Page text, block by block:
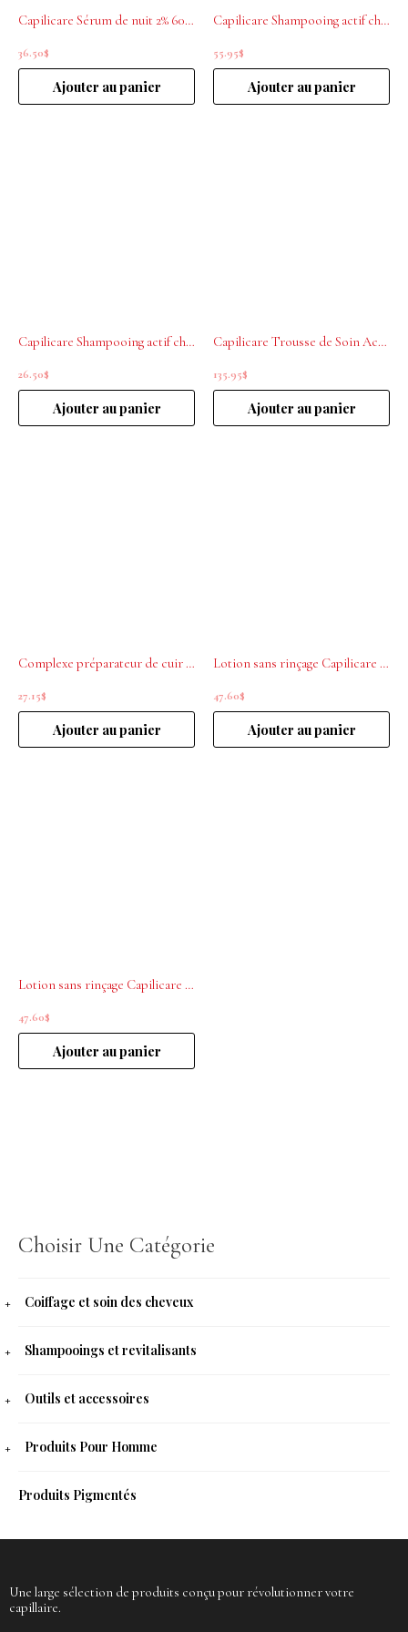
Choisir Une Catégorie
Coiffage et soin des cheveux
Shampooings et revitalisants
Outils et accessoires
Produits Pour Homme
Produits Pigmentés
Capilicare Sérum de nuit 2% 60 ml
36.50$
Ajouter au panier
Capilicare Shampooing actif chute de cheveux modérée 1L
55.95$
Ajouter au panier
Capilicare Shampooing actif chute de cheveux modérée 250mL
26.50$
Ajouter au panier
Capilicare Trousse de Soin Active pour Chute de Cheveux
135.95$
Ajouter au panier
Complexe préparateur de cuir chevelu étape1 60mL Capilicare
27.15$
Ajouter au panier
Lotion sans rinçage Capilicare à base de kératine 200ml
47.60$
Ajouter au panier
Lotion sans rinçage Capilicare à base de protéines de soie 200ml
47.60$
Ajouter au panier
Une large sélection de produits conçu pour révolutionner votre
capillaire.